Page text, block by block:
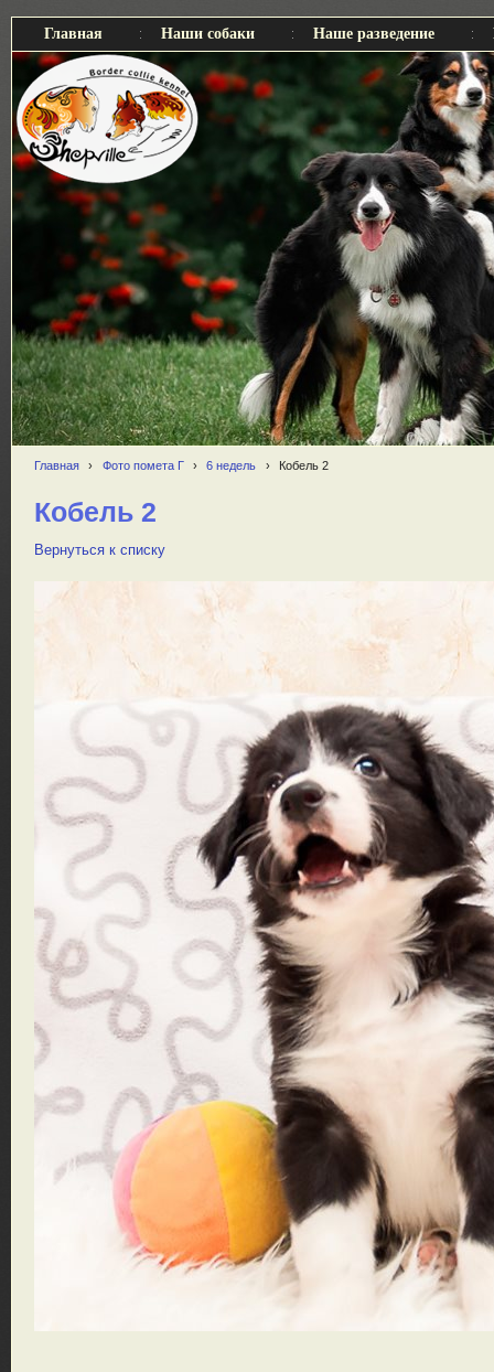
Главная Наши собаки Наше разведение
Главная › Фото помета Г › 6 недель › Кобель 2
Кобель 2
Вернуться к списку